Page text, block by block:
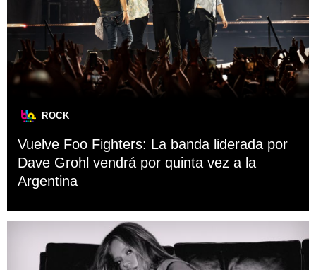
ROCK
Vuelve Foo Fighters: La banda liderada por
Dave Grohl vendrá por quinta vez a la
Argentina